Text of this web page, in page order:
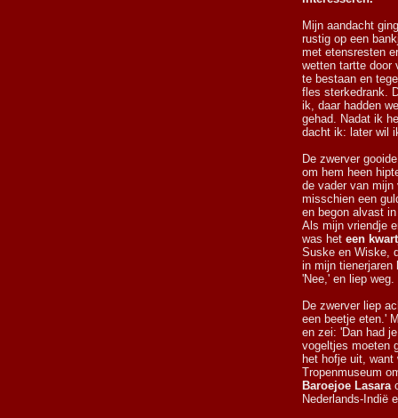
Mijn aandacht
rustig op een
met etensresten
wetten tartte door
te bestaan en
fles sterkedrank.
ik, daar hadden
gehad. Nadat ik
dacht ik: later wil
De zwerver
om hem heen
de vader van mijn
misschien een
en begon alvast
Als mijn vriendje
was het een
Suske en Wiske,
in mijn tienerjaren
'Nee,' en liep weg.
De zwerver liep
een beetje eten.'
en zei: 'Dan had
vogeltjes moeten
het hofje uit,
Tropenmuseum
Baroejoe Lasara
Nederlands-Indië